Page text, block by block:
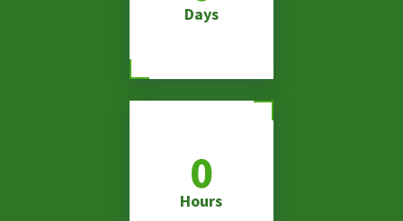
Days
0
Hours